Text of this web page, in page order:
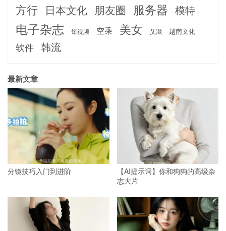
方行 日本文化 朋友圈 服务器 模特
电子杂志 短视频 空乘 美女 艾滋 越南文化
软件 韩流
最新文章
分镜技巧入门到进阶
【AI提示词】你和狗狗的高级杂
志大片